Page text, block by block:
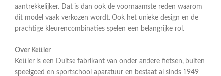
aantrekkelijker. Dat is dan ook de voornaamste reden waarom
dit model vaak verkozen wordt. Ook het unieke design en de
prachtige kleurencombinaties spelen een belangrijke rol.
Over Kettler
Kettler is een Duitse fabrikant van onder andere fietsen, buiten
speelgoed en sportschool aparatuur en bestaat al sinds 1949